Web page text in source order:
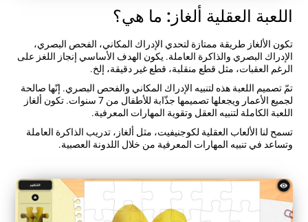
اللعبة العقلية ألغاز: ما هي؟
تكون الألغاز طريقة ممتازة لتحدي الإدراك المكاني، الفحص البصري،
الإدراك البصري والذاكرة العاملة. يكون الهدف الأساسي إنجاز اللغز على
الرغم العقبات، مثل قطع منقلبة، قطع غير دقيقة، إلخ.
تمّ تصميم اللعبة هذه لتنبيه الإدراك المكاني والفحص البصري. إنّها صالحة
لجميع الأعمار ويجعلها تصميمها جذّابة للأطفال من 7 سنوات. تكون ألغاز
اللعبة الكاملة لتنبيه العقل وتقوية المهارات المعرفية.
تسمح لنا الألعاب العقلية لكوجنيفيت، مثل ألغاز، تدريب الذاكرة العاملة
وتساعد في تنبيه المهارات المعرفية من خلال اللدونة العصبية.